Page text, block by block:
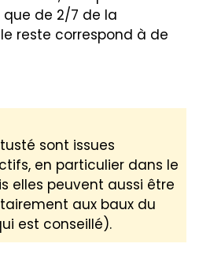
de 2/7 de la
reste correspond à de
sont issues
en particulier dans le
elles peuvent aussi être
aux baux du
est conseillé).